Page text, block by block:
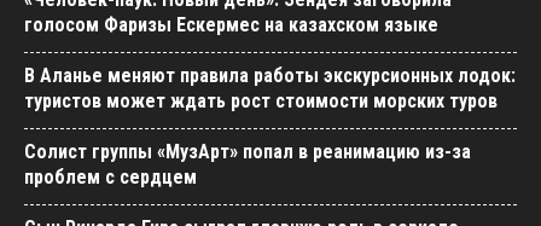
голосом Фаризы Ескермес на казахском языке
В Аланье меняют правила работы экскурсионных лодок:
туристов может ждать рост стоимости морских туров
Солист группы «МузАрт» попал в реанимацию из-за
проблем с сердцем